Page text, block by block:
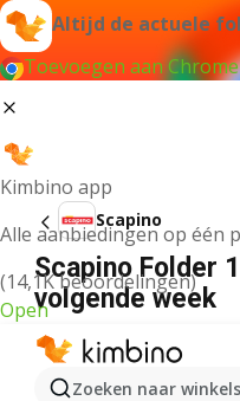
Altijd de actuele
Toevoegen aan Chrome
Kimbino app
Alle aanbiedingen op één
(14,1K beoordelingen)
Open
Zoeken naar
Scapino
Scapino Folder
volgende week